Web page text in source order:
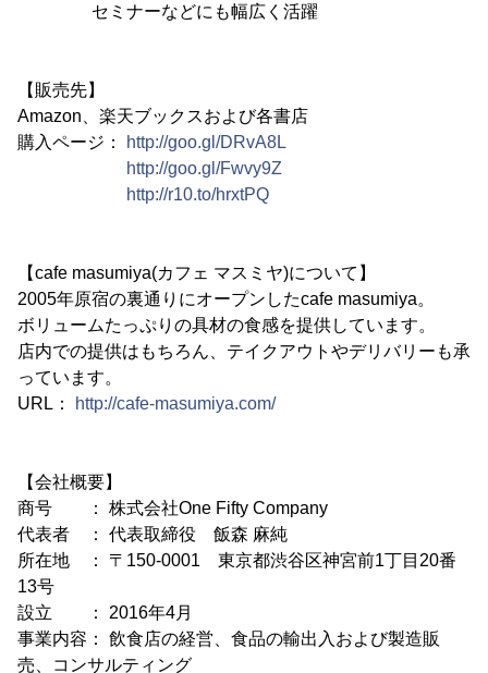
セミナーなどにも幅広く活躍
【販売先】
Amazon、楽天ブックスおよび各書店
購入ページ：
http://goo.gl/DRvA8L
http://goo.gl/Fwvy9Z
http://r10.to/hrxtPQ
【cafe masumiya(カフェ マスミヤ)について】
2005年原宿の裏通りにオープンしたcafe masumiya。
ボリュームたっぷりの具材の食感を提供しています。
店内での提供はもちろん、テイクアウトやデリバリーも承
っています。
URL：
http://cafe-masumiya.com/
【会社概要】
商号 ： 株式会社One Fifty Company
代表者 ： 代表取締役 飯森 麻純
所在地 ： 〒150-0001 東京都渋谷区神宮前1丁目20番
13号
設立 ： 2016年4月
事業内容： 飲食店の経営、食品の輸出入および製造販
売、コンサルティング